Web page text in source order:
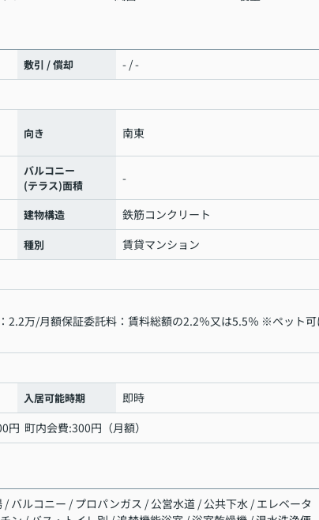
敷引 / 償却 - / -
向き 南東
バルコニー
(テラス)面積
-
建物構造 鉄筋コンクリート
種別 賃貸マンション
2.2万/月額保証委託料：賃料総額の2.2％又は5.5％ ※ペット
入居可能時期 即時
町内会費:300円（月額）
バルコニー / プロパンガス / 公営水道 / 公共下水 / エレベータ